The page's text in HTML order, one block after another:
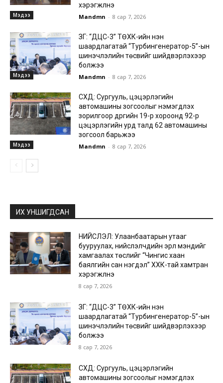
Мэдээ
хэрэгжүүлнэ
Mandmn - 8 сар 7, 2026
Мэдээ
ЗГ: “ДЦС-3” ТӨХК-ийн нэн
шаардлагатай “Турбингенератор-5”-ын
шинэчлэлийн төсвийг шийдвэрлэхээр
болжээ
Mandmn - 8 сар 7, 2026
Мэдээ
СХД: Сургууль, цэцэрлэгийн
автомашины зогсоолыг нэмэгдүүлэх
зорилгоор дүүргийн 19-р хороонд 92-р
цэцэрлэгийн урд талд 62 автомашины
зогсоол барьжээ
Mandmn - 8 сар 7, 2026
ИХ УНШИГДСАН
НИЙСЛЭЛ: Улаанбаатарын утааг
бууруулах, нийслэлчүүдийн эрүүл мэндийг
хамгаалах төслийг “Чингис хаан
баялгийн сан нэгдэл” ХХК-тай хамтран
хэрэгжүүлнэ
8 сар 7, 2026
ЗГ: “ДЦС-3” ТӨХК-ийн нэн
шаардлагатай “Турбингенератор-5”-ын
шинэчлэлийн төсвийг шийдвэрлэхээр
болжээ
8 сар 7, 2026
СХД: Сургууль, цэцэрлэгийн
автомашины зогсоолыг нэмэгдүүлэх